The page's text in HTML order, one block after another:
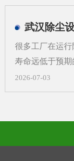
来说，粉尘类型
声上升。2.管
后，管道接口
很多工厂在运
寿命远低于预
日常运维的成本
除尘设备厂家
换不同品牌的
分布不均引发
2026-07-03